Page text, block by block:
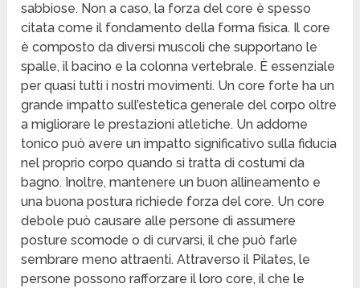
sabbiose. Non a caso, la forza del core è spesso
citata come il fondamento della forma fisica. Il core
è composto da diversi muscoli che supportano le
spalle, il bacino e la colonna vertebrale. È essenziale
per quasi tutti i nostri movimenti. Un core forte ha un
grande impatto sull’estetica generale del corpo oltre
a migliorare le prestazioni atletiche. Un addome
tonico può avere un impatto significativo sulla fiducia
nel proprio corpo quando si tratta di costumi da
bagno. Inoltre, mantenere un buon allineamento e
una buona postura richiede forza del core. Un core
debole può causare alle persone di assumere
posture scomode o di curvarsi, il che può farle
sembrare meno attraenti. Attraverso il Pilates, le
persone possono rafforzare il loro core, il che le